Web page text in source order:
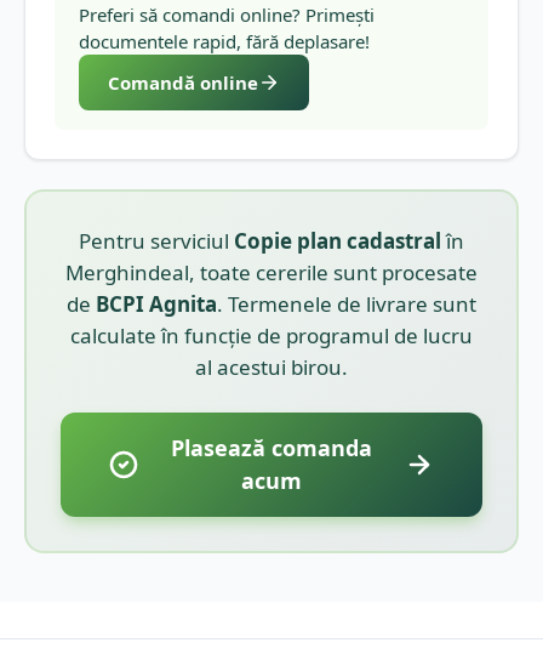
Preferi să comandi online? Primești
documentele rapid, fără deplasare!
Comandă online
Pentru serviciul Copie plan cadastralîn
Merghindeal, toate cererile sunt procesate
de BCPI Agnita. Termenele de livrare sunt
calculate în funcție de programul de lucru
al acestui birou.
Plasează comanda
acum